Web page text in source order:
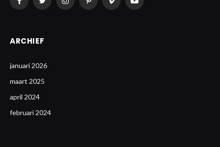
FacebookTwitterInstagramPinterestVimeo YouTube
ARCHIEF
januari 2026
maart 2025
april 2024
februari 2024